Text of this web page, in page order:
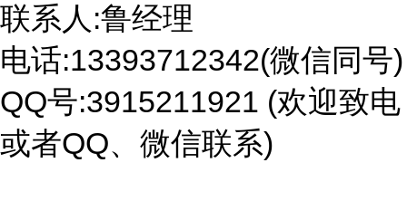
联系人:鲁经理
电话:13393712342(微信同号)
QQ号:3915211921 (欢迎致电
或者QQ、微信联系)